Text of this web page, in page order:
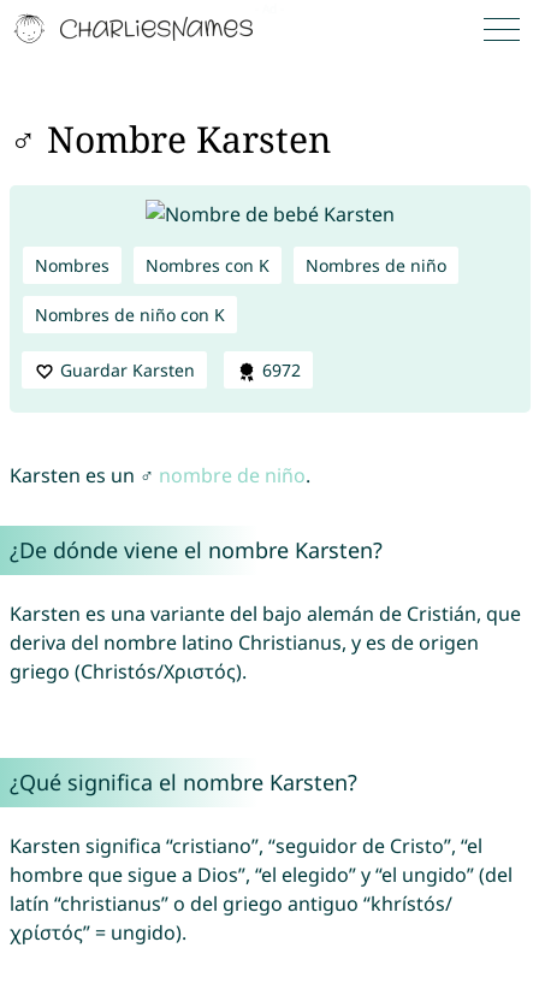
♂ Nombre Karsten
Nombres Nombres con K Nombres de niño
Nombres de niño con K
Guardar Karsten 6972
Karsten es un ♂ nombre de niño.
¿De dónde viene el nombre Karsten?
Karsten es una variante del bajo alemán de Cristián, que
deriva del nombre latino Christianus, y es de origen
griego (Christós/Χριστός).
¿Qué significa el nombre Karsten?
Karsten significa “cristiano”, “seguidor de Cristo”, “el
hombre que sigue a Dios”, “el elegido” y “el ungido” (del
latín “christianus” o del griego antiguo “khrístós/
χρίστός” = ungido).